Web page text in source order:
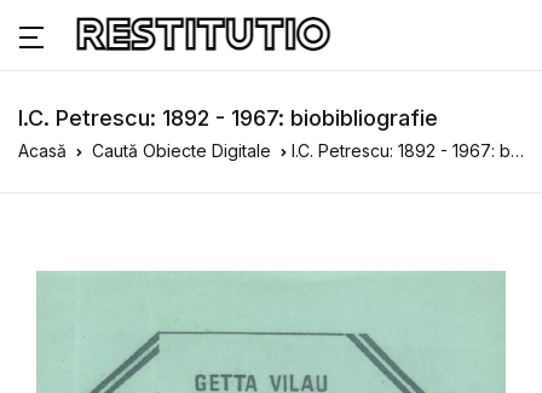
I.C. Petrescu: 1892 - 1967: biobibliografie
Acasă Caută Obiecte Digitale I.C. Petrescu: 1892 - 1967: biobibliografie